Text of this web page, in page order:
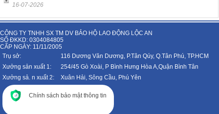
16-07-2026
CÔNG TY TNHH SX TM DV BẢO HỘ LAO ĐỘNG LỘC AN
SỐ ĐKKD: 0304084805
CẤP NGÀY: 11/11/2005
Trụ sở:
116 Dương Văn Dương, P.Tân Qúy, Q.Tân Phú, TP.HCM
Xưởng sản xuất 1:
254/45 Gò Xoài, P Bình Hưng Hòa A,Quận Bình Tân
Xưởng sả. n xuất 2:
Xuân Hải, Sông Cầu, Phú Yên
Chính sách bảo mật thông tin